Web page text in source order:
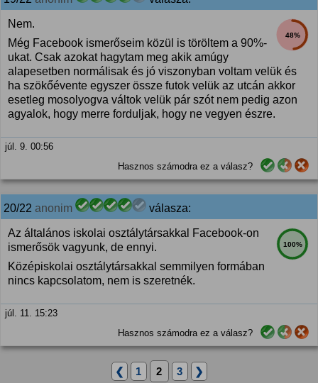
48%
Nem.
Még Facebook ismerőseim közül is töröltem a 90%-
ukat. Csak azokat hagytam meg akik amúgy
alapesetben normálisak és jó viszonyban voltam velük és
ha szökőévente egyszer össze futok velük az utcán akkor
esetleg mosolyogva váltok velük pár szót nem pedig azon
agyalok, hogy merre forduljak, hogy ne vegyen észre.
júl. 9. 00:56
Hasznos számodra ez a válasz?
20/22 anonim válasza:
100%
Az általános iskolai osztálytársakkal Facebook-on
ismerősök vagyunk, de ennyi.
Középiskolai osztálytársakkal semmilyen formában
nincs kapcsolatom, nem is szeretnék.
júl. 11. 15:23
Hasznos számodra ez a válasz?
❮ 1 2 3 ❯